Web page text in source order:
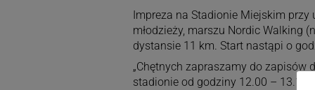
Impreza na Stadionie Miejskim przy
młodzieży, marszu Nordic Walking
dystansie 11 km. Start nastąpi o
„Chętnych zapraszamy do
stadionie od godziny 12.00 – 13.15.